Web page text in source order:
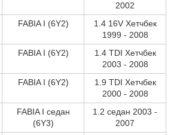
2002
FABIA I (6Y2)
1.4 16V Хетчбек
1999 - 2008
FABIA I (6Y2)
1.4 TDI Хетчбек
2003 - 2008
FABIA I (6Y2)
1.9 TDI Хетчбек
2000 - 2008
FABIA I седан
(6Y3)
1.2 седан 2003 -
2007